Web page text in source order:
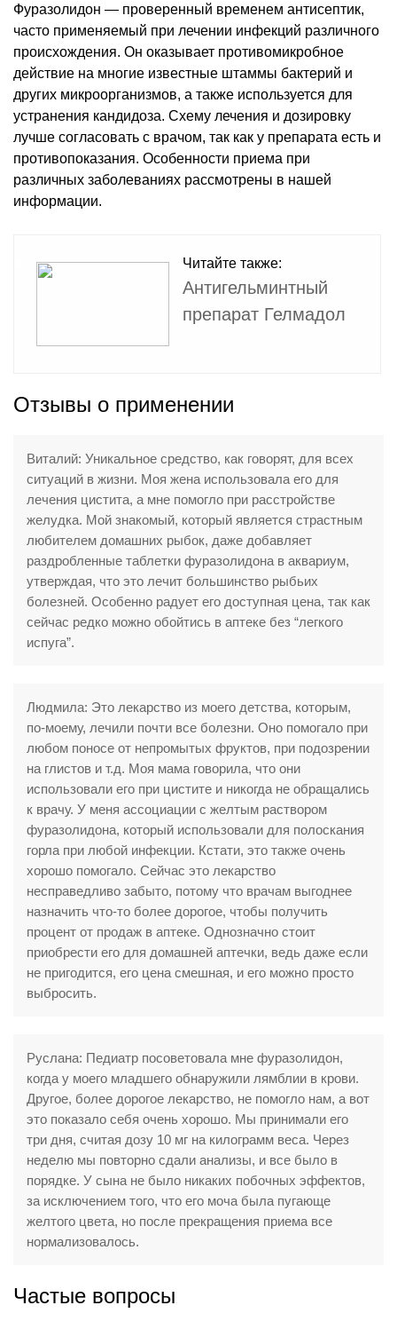
Фуразолидон — проверенный временем антисептик,
часто применяемый при лечении инфекций различного
происхождения. Он оказывает противомикробное
действие на многие известные штаммы бактерий и
других микроорганизмов, а также используется для
устранения кандидоза. Схему лечения и дозировку
лучше согласовать с врачом, так как у препарата есть и
противопоказания. Особенности приема при
различных заболеваниях рассмотрены в нашей
информации.
Читайте также:
Антигельминтный
препарат Гелмадол
Отзывы о применении
Виталий: Уникальное средство, как говорят, для всех
ситуаций в жизни. Моя жена использовала его для
лечения цистита, а мне помогло при расстройстве
желудка. Мой знакомый, который является страстным
любителем домашних рыбок, даже добавляет
раздробленные таблетки фуразолидона в аквариум,
утверждая, что это лечит большинство рыбьих
болезней. Особенно радует его доступная цена, так как
сейчас редко можно обойтись в аптеке без “легкого
испуга”.
Людмила: Это лекарство из моего детства, которым,
по-моему, лечили почти все болезни. Оно помогало при
любом поносе от непромытых фруктов, при подозрении
на глистов и т.д. Моя мама говорила, что они
использовали его при цистите и никогда не обращались
к врачу. У меня ассоциации с желтым раствором
фуразолидона, который использовали для полоскания
горла при любой инфекции. Кстати, это также очень
хорошо помогало. Сейчас это лекарство
несправедливо забыто, потому что врачам выгоднее
назначить что-то более дорогое, чтобы получить
процент от продаж в аптеке. Однозначно стоит
приобрести его для домашней аптечки, ведь даже если
не пригодится, его цена смешная, и его можно просто
выбросить.
Руслана: Педиатр посоветовала мне фуразолидон,
когда у моего младшего обнаружили лямблии в крови.
Другое, более дорогое лекарство, не помогло нам, а вот
это показало себя очень хорошо. Мы принимали его
три дня, считая дозу 10 мг на килограмм веса. Через
неделю мы повторно сдали анализы, и все было в
порядке. У сына не было никаких побочных эффектов,
за исключением того, что его моча была пугающе
желтого цвета, но после прекращения приема все
нормализовалось.
Частые вопросы